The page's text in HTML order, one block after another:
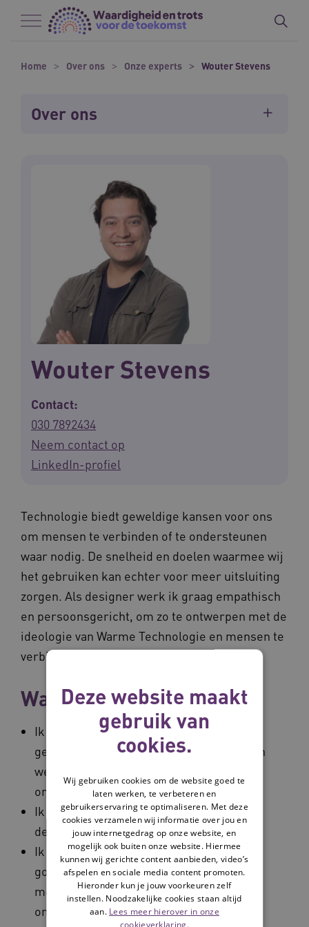
Naar hoofdinhoud
Naar footer
Home Over ons Onze experts Wouter Stevens
Over ons
Wouter Stevens
Contact:
030 7892434
Neem contact op
LinkedIn-profiel
Technologie biedt geweldige kansen voor ons
om mensen te verbinden of te ondersteunen
waar nodig. De snelheid en doelen waarmee wij
het gebruiken kan echter voor meer uitsluiting
zorgen. Als designer werk ik graag empathisch
en persoonsgericht, om zo te ontwerpen met de
ideologie van Warme Technologie en mensen te
verbinden die het éxtra nodig hebben.
Wapenfeiten
Ik heb tijdens mijn studie veelal te maken
gehad met multidisciplinaire projecten en
weet goed gebruik te maken van
onderlinge talenten.
Ik ben afgestudeerd op het onderwerp
dementie en communicatie.
Ik houd ervan om mezelf in de context te
gooien van het probleem om zo vanuit
meerdere perspectieven te kunnen
ontwerpen.
Deze website maakt
gebruik van
cookies.
Wij gebruiken cookies om de website goed te
laten werken, te verbeteren en
gebruikerservaring te optimaliseren. Met deze
cookies verzamelen wij informatie over jou en
jouw internetgedrag op onze website, en
mogelijk ook buiten onze website. Hiermee
kunnen wij gerichte content aanbieden, video’s
afspelen en sociale media content promoten.
Hieronder kun je jouw voorkeuren zelf
instellen. Noodzakelijke cookies staan altijd
aan. Lees meer hierover in onze
cookieverklaring.